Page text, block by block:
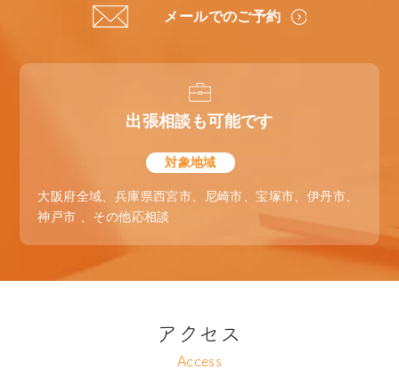
メールでのご予約
出張相談も可能です
対象地域
大阪府全域、兵庫県西宮市、尼崎市、宝塚市、伊丹市、
神戸市 、その他応相談
アクセス
Access